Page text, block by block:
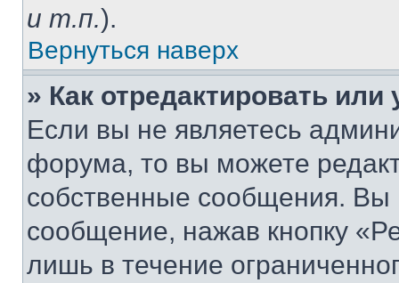
и т.п.).
Вернуться наверх
» Как отредактировать
Если вы не являетесь
форума, то вы можете
собственные сообщения. Вы
сообщение, нажав кнопку
лишь в течение